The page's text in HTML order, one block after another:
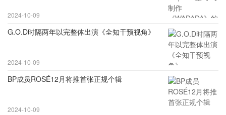
2024-10-09
G.O.D时隔两年以完整体出演《全知干预视角》
2024-10-09
BP成员ROSÉ12月将推首张正规个辑
2024-10-09